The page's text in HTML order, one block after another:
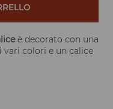
è decorato con una
vari colori e un calice